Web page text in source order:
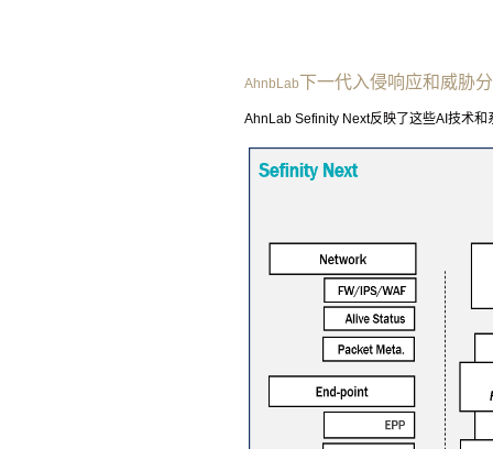
AhnbLab下一代入侵响应和威胁
AhnLab Sefinity Next反映了这些AI 技术和